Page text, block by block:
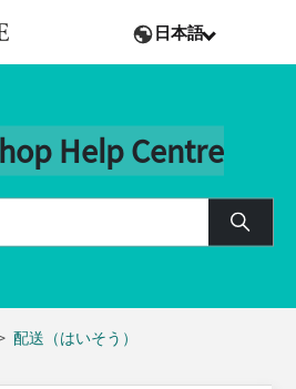
日本語
Help Centre
配送（はいそう）